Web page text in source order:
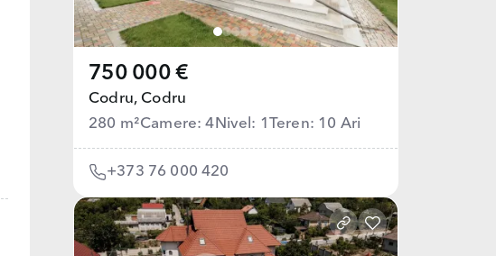
750 000 €
Codru, Codru
280 m²Camere: 4 Nivel: 1 Teren: 10 Ari
+373 76 000 420